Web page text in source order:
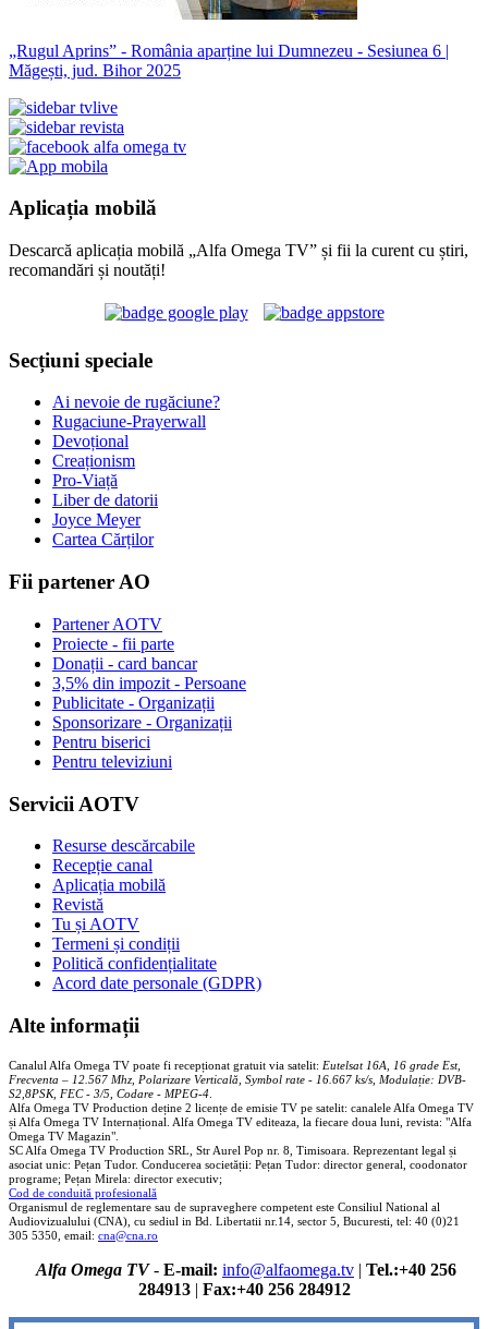
„Rugul Aprins” - România aparține lui Dumnezeu - Sesiunea 6 |
Măgești, jud. Bihor 2025
Aplicația mobilă
Descarcă aplicația mobilă „Alfa Omega TV” și fii la curent cu știri,
recomandări și noutăți!
Secțiuni speciale
Ai nevoie de rugăciune?
Rugaciune-Prayerwall
Devoțional
Creaționism
Pro-Viață
Liber de datorii
Joyce Meyer
Cartea Cărților
Fii partener AO
Partener AOTV
Proiecte - fii parte
Donații - card bancar
3,5% din impozit - Persoane
Publicitate - Organizații
Sponsorizare - Organizații
Pentru biserici
Pentru televiziuni
Servicii AOTV
Resurse descărcabile
Recepție canal
Aplicația mobilă
Revistă
Tu și AOTV
Termeni și condiții
Politică confidențialitate
Acord date personale (GDPR)
Alte informații
Canalul Alfa Omega TV poate fi recepționat gratuit via satelit: Eutelsat 16A, 16 grade Est,
Frecventa – 12.567 Mhz, Polarizare Verticală, Symbol rate - 16.667 ks/s, Modulație: DVB-
S2,8PSK, FEC - 3/5, Codare - MPEG-4
Alfa Omega TV Production deține 2 licențe de emisie TV pe satelit: canalele Alfa Omega TV
și Alfa Omega TV Internațional. Alfa Omega TV editeaza, la fiecare doua luni, revista: "Alfa
Omega TV Magazin".
SC Alfa Omega TV Production SRL, Str Aurel Pop nr. 8, Timisoara. Reprezentant legal și
asociat unic: Pețan Tudor. Conducerea societății: Pețan Tudor: director general, coodonator
programe; Pețan Mirela: director executiv;
Cod de conduită profesională
Organismul de reglementare sau de supraveghere competent este Consiliul National al
Audiovizualului (CNA), cu sediul in Bd. Libertatii nr.14, sector 5, Bucuresti, tel: 40 (0)21
305 5350, email: cna@cna.ro
Alfa Omega TV- E-mail: info@alfaomega.tv | Tel.:+40 256
284913| Fax:+40 256 284912